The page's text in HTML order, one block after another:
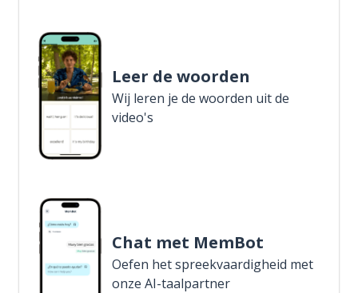
Leer de woorden
Wij leren je de woorden uit de
video's
Chat met MemBot
Oefen het spreekvaardigheid met
onze AI-taalpartner